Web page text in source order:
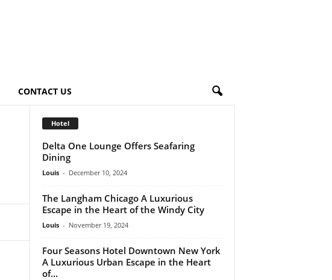
CONTACT US
Hotel
Delta One Lounge Offers Seafaring
Dining
Louis - December 10, 2024
The Langham Chicago A Luxurious
Escape in the Heart of the Windy City
Louis - November 19, 2024
Four Seasons Hotel Downtown New York
A Luxurious Urban Escape in the Heart
of...